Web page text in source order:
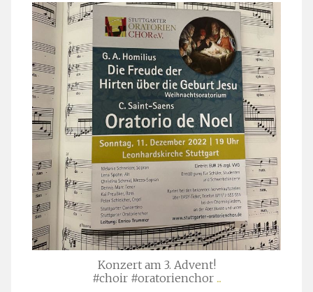
stuttgarter_oratorienchor
Nov. 29
Konzert am 3. Advent!
#choir #oratorienchor ...